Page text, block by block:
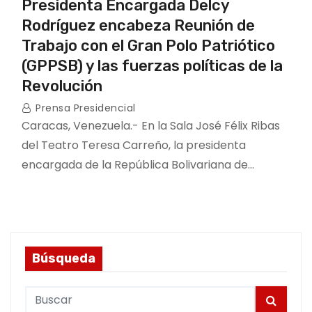
Presidenta Encargada Delcy
Rodríguez encabeza Reunión de
Trabajo con el Gran Polo Patriótico
(GPPSB) y las fuerzas políticas de la
Revolución
Prensa Presidencial
Caracas, Venezuela.- En la Sala José Félix Ribas
del Teatro Teresa Carreño, la presidenta
encargada de la República Bolivariana de…
Búsqueda